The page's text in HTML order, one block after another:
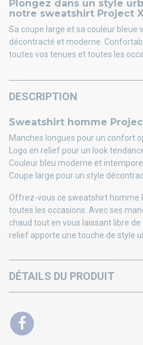
Plongez dans un style
notre sweatshirt Project
Sa coupe large et sa couleur bleue
décontracté et moderne.
toutes vos tenues et toutes les
DESCRIPTION
Sweatshirt homme
Manches longues pour un confort
Logo en relief pour un look
Couleur bleu moderne et
Coupe large pour un style
Offrez-vous ce sweatshirt homme
toutes les occasions. Avec ses
chaud tout en vous laissant libre
relief apporte une touche de style
DÉTAILS DU PRODUIT